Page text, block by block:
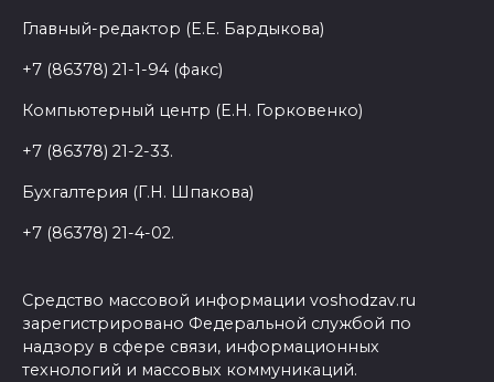
Главный-редактор (Е.Е. Бардыкова)
+7 (86378) 21-1-94 (факс)
Компьютерный центр (Е.Н. Горковенко)
+7 (86378) 21-2-33.
Бухгалтерия (Г.Н. Шпакова)
+7 (86378) 21-4-02.
Средство массовой информации voshodzav.ru
зарегистрировано Федеральной службой по
надзору в сфере связи, информационных
технологий и массовых коммуникаций.